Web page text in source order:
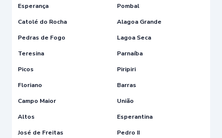
Esperança
Pombal
Catolé do Rocha
Alagoa Grande
Pedras de Fogo
Lagoa Seca
Teresina
Parnaíba
Picos
Piripiri
Floriano
Barras
Campo Maior
União
Altos
Esperantina
José de Freitas
Pedro II